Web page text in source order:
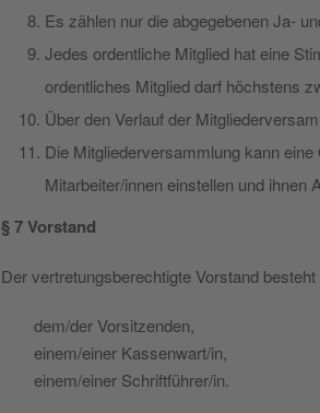
Es zählen nur die abgegebenen Ja-
Jedes ordentliche Mitglied hat eine
ordentliches Mitglied darf höchstens
Über den Verlauf der
Die Mitgliederversammlung kann
Mitarbeiter/innen einstellen und ihnen
§ 7 Vorstand
Der vertretungsberechtigte Vorstand
dem/der Vorsitzenden,
einem/einer Kassenwart/in,
einem/einer Schriftführer/in.